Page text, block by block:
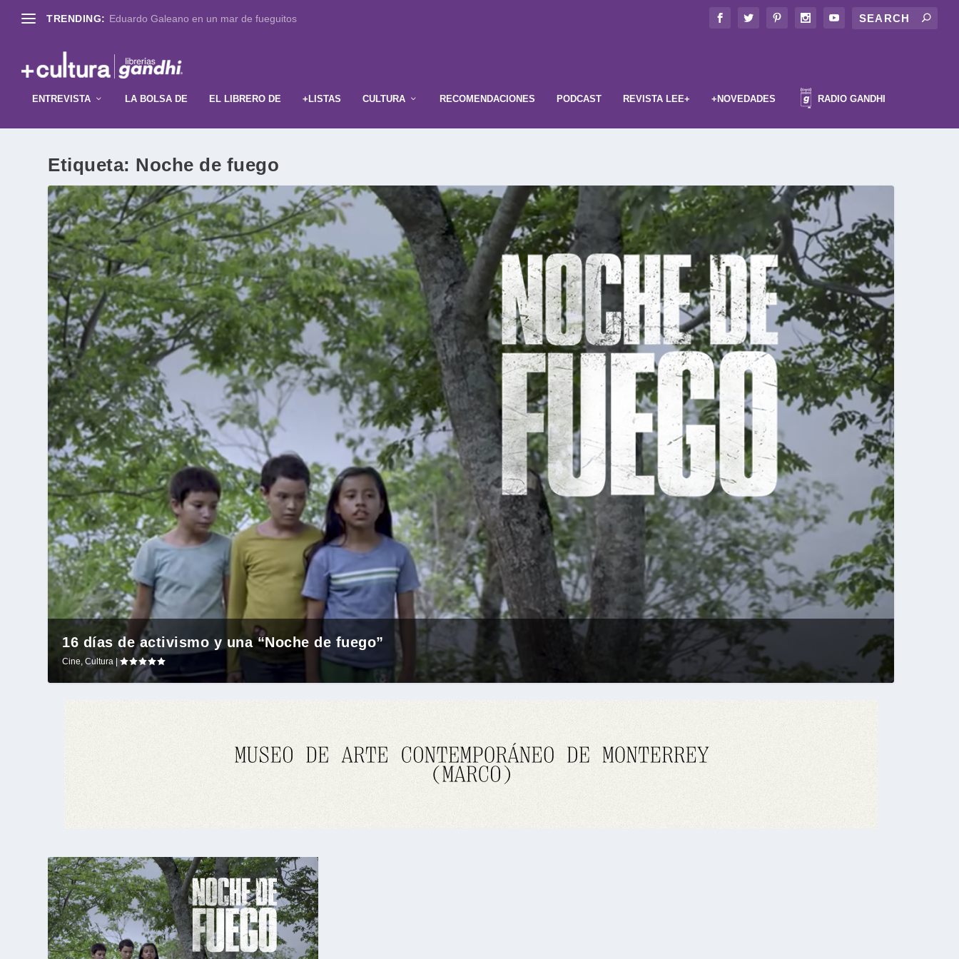
TRENDING: Eduardo Galeano en un mar de fueguitos
ENTREVISTA LA BOLSA DE EL LIBRERO DE +LISTAS CULTURA RECOMENDACIONES PODCAST REVISTA LEE+ +NOVEDADES RADIO GANDHI
Etiqueta: Noche de fuego
16 días de activismo y una “Noche de fuego”
Cine,Cultura |